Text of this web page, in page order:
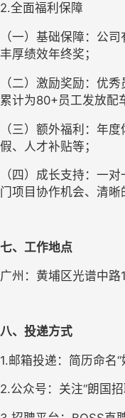
2.全面福利保障
（一）基础保障：公
丰厚绩效年终奖；
（二）激励奖励：优
累计为80+员工发放配
（三）额外福利：年
假、人才补贴等；
（四）成长支持：一
门项目协作机会、清晰
七、工作地点
广州：黄埔区光谱中路
八、投递方式
1.邮箱投递：简历命名
2.公众号：关注“朗国